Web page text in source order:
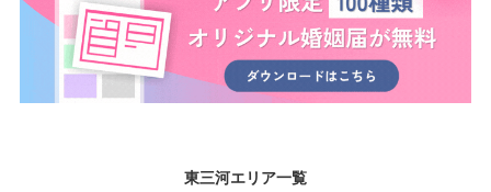
東三河エリア一覧